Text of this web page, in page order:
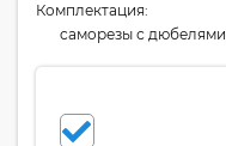
Комплектация:
cаморезы с дюбелями